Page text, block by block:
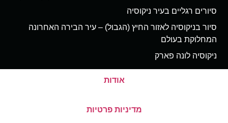
סיורים רגליים בעיר ניקוסיה
סיור בניקוסיה לאזור החיץ (הגבול) – עיר הבירה האחרונה
המחלוקת בעולם
ניקוסיה לונה פארק
אודות
מדיניות פרטיות